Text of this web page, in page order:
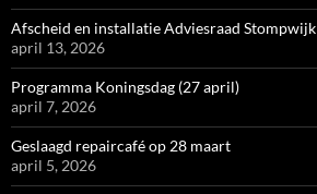
Afscheid en installatie Adviesraad Stompwijk
april 13, 2026
Programma Koningsdag (27 april)
april 7, 2026
Geslaagd repaircafé op 28 maart
april 5, 2026